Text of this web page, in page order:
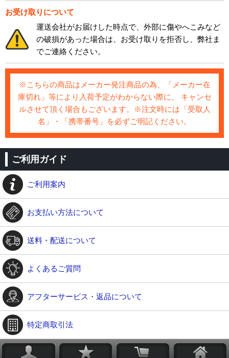
お受け取りについて
運送会社がお届けした時点で、外部に傷やへこみなど
の破損があった場合は、お受け取りを拒否し、弊社ま
でご連絡ください。
※こちらの商品はメーカー発注商品の為、「メーカー在
庫切れ」等により入荷予定がわからない際に、 キャンセ
ルさせて頂く場合もございます。※注文時には「受取人
名」・「携帯番号」を必ずご明記ください。
ご利用ガイド
ご利用案内
お支払い方法について
送料・配送について
よくあるご質問
アフターサービス・返品について
特定商取引法